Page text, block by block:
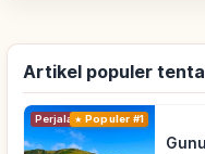
Artikel populer
PerjalananPopuler #1